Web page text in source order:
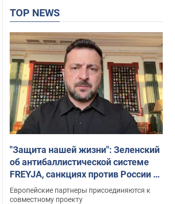
TOP NEWS
"Защита нашей жизни": Зеленский
об антибаллистической системе
FREYJA, санкциях против России и
поддержке аграриев. Видео
Европейские партнеры присоединяются к
совместному проекту